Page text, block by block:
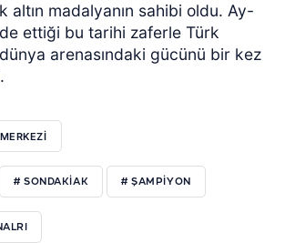
altın madalyanın sahibi oldu. Ay-
ettiği bu tarihi zaferle Türk
arenasındaki gücünü bir kez
# SONDAKIAK # ŞAMPIYON